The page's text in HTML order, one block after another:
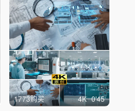
1773购买 4K 0'45